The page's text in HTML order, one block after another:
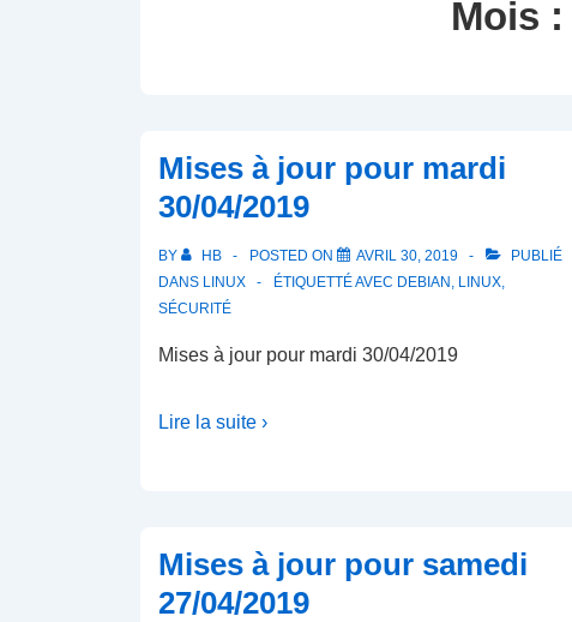
Mois :
Mises à jour pour mardi
30/04/2019
BY HB POSTED ON AVRIL 30, 2019
PUBLIÉ
DANS LINUX ÉTIQUETTÉ AVEC DEBIAN , LINUX,
SÉCURITÉ
Mises à jour pour mardi 30/04/2019
Lire la suite ›
Mises à jour pour samedi
27/04/2019